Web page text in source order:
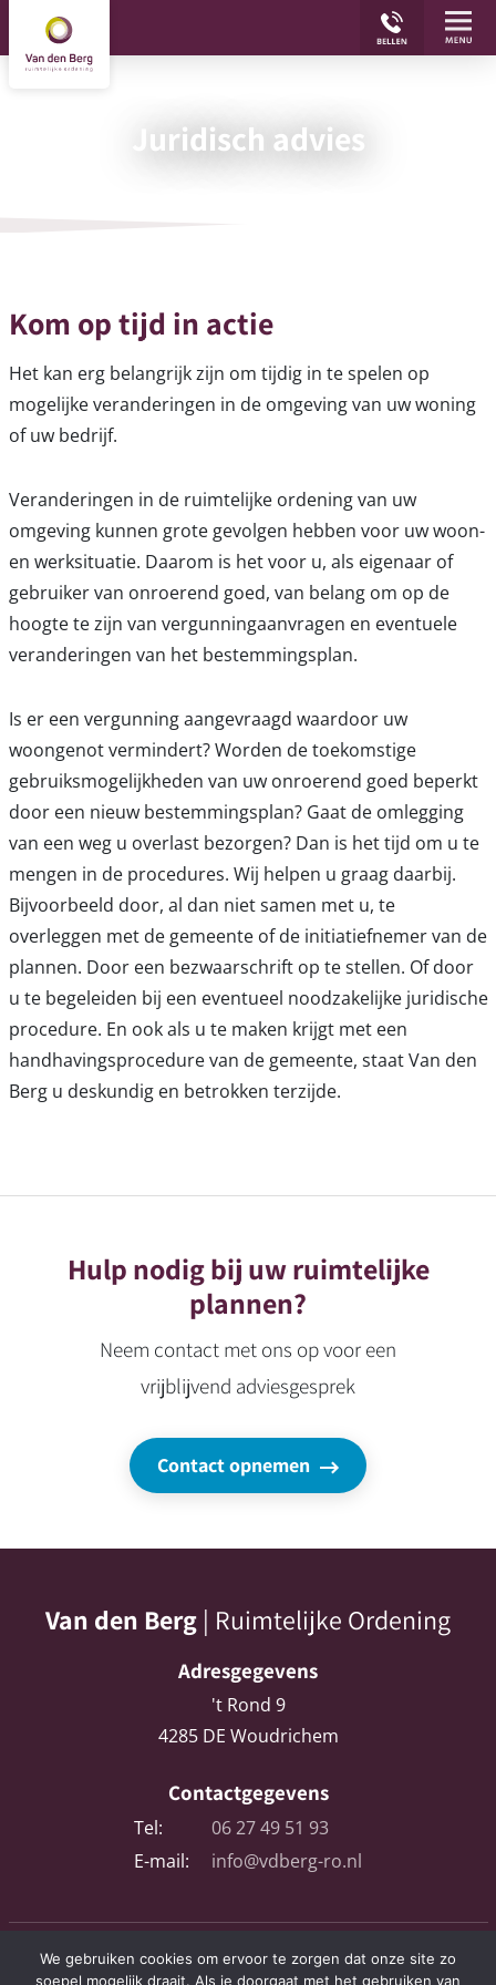
Juridisch advies
Kom op tijd in actie
Het kan erg belangrijk zijn om tijdig in te spelen op
mogelijke veranderingen in de omgeving van uw woning
of uw bedrijf.
Veranderingen in de ruimtelijke ordening van uw
omgeving kunnen grote gevolgen hebben voor uw woon-
en werksituatie. Daarom is het voor u, als eigenaar of
gebruiker van onroerend goed, van belang om op de
hoogte te zijn van vergunningaanvragen en eventuele
veranderingen van het bestemmingsplan.
Is er een vergunning aangevraagd waardoor uw
woongenot vermindert? Worden de toekomstige
gebruiksmogelijkheden van uw onroerend goed beperkt
door een nieuw bestemmingsplan? Gaat de omlegging
van een weg u overlast bezorgen? Dan is het tijd om u te
mengen in de procedures. Wij helpen u graag daarbij.
Bijvoorbeeld door, al dan niet samen met u, te
overleggen met de gemeente of de initiatiefnemer van de
plannen. Door een bezwaarschrift op te stellen. Of door
u te begeleiden bij een eventueel noodzakelijke juridische
procedure. En ook als u te maken krijgt met een
handhavingsprocedure van de gemeente, staat Van den
Berg u deskundig en betrokken terzijde.
Hulp nodig bij uw ruimtelijke
plannen?
Neem contact met ons op voor een
vrijblijvend adviesgesprek
Contact opnemen
Van den Berg | Ruimtelijke Ordening
Adresgegevens
't Rond 9
4285 DE Woudrichem
Contactgegevens
Tel:
06 27 49 51 93
E-mail:
info@vdberg-ro.nl
Algemene voorwaarden
We gebruiken cookies om ervoor te zorgen dat onze site zo
soepel mogelijk draait. Als je doorgaat met het gebruiken van